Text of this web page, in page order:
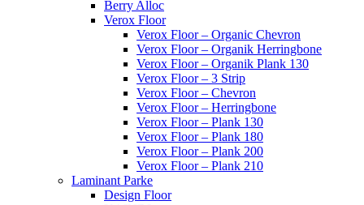
Berry Alloc
Verox Floor
Verox Floor – Organic Chevron
Verox Floor – Organik Herringbone
Verox Floor – Organik Plank 130
Verox Floor – 3 Strip
Verox Floor – Chevron
Verox Floor – Herringbone
Verox Floor – Plank 130
Verox Floor – Plank 180
Verox Floor – Plank 200
Verox Floor – Plank 210
Laminant Parke
Design Floor